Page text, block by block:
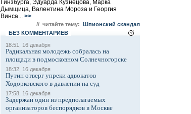
Гинзбурга, Эдуарда Кузнецова, Марка
Дымщица, Валентина Мороза и Георгия
Винса... >>
// читайте тему: Шпионский скандал
БЕЗ КОМMЕНТАРИЕВ
18:51, 16 декабря
Радикальная молодежь собралась на
площади в подмосковном Солнечногорске
18:32, 16 декабря
Путин отверг упреки адвокатов
Ходорковского в давлении на суд
17:58, 16 декабря
Задержан один из предполагаемых
организаторов беспорядков в Москве